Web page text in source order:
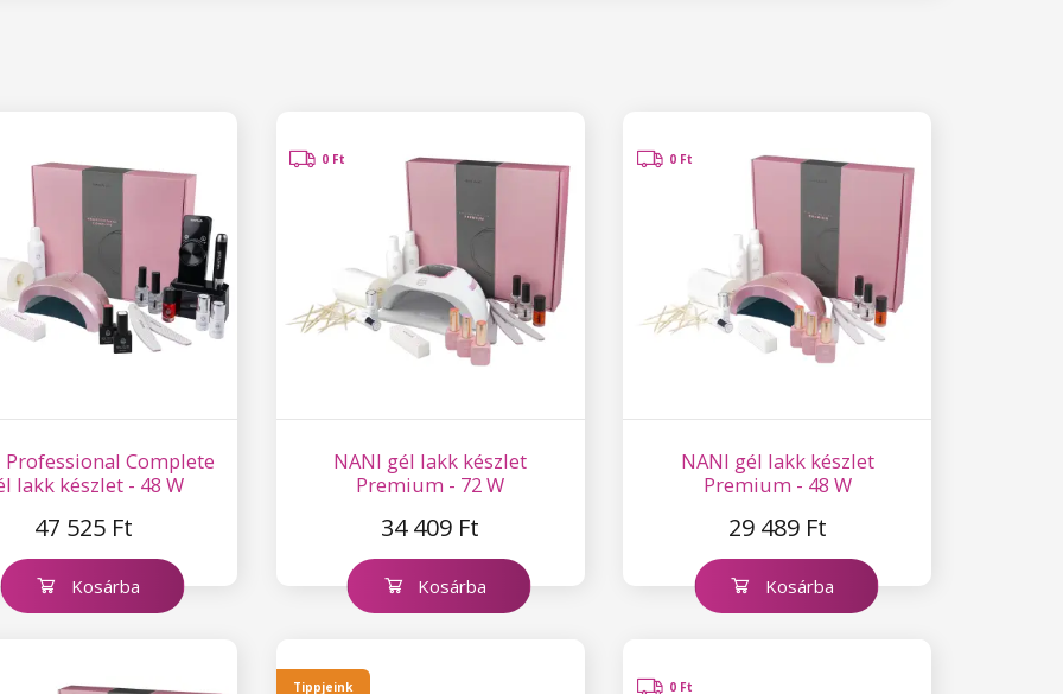
Professional Complete
lakk készlet - 48 W
47 525 Ft
Kosárba
NANI gél lakk készlet
Premium - 72 W
34 409 Ft
0 Ft
Kosárba
NANI gél lakk készlet
Premium - 48 W
29 489 Ft
0 Ft
Kosárba
Tippjeink 0 Ft